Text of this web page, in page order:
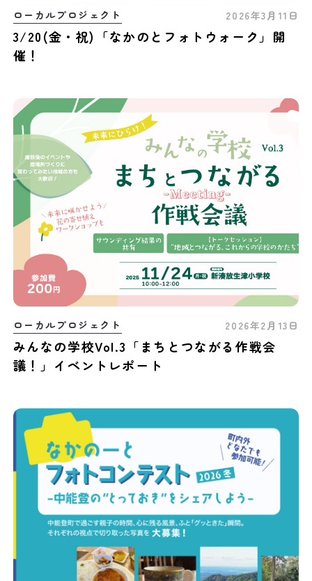
ローカルプロジェクト 2026年3月11日
3/20(金・祝)「なかのとフォトウォーク」開
催！
ローカルプロジェクト 2026年2月13日
みんなの学校Vol.3「まちとつながる作戦会
議！」イベントレポート